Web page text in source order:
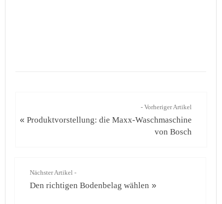
- Vorheriger Artikel
«Produktvorstellung: die Maxx-Waschmaschine
von Bosch
Nächster Artikel -
Den richtigen Bodenbelag wählen »